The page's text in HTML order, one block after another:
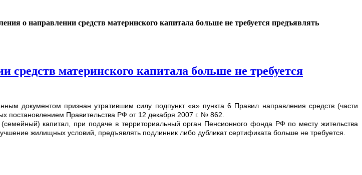
о направлении средств материнского капитала больше не требуется предъявлять
материнского капитала больше не требуется
документом признан утратившим силу подпункт «а» пункта 6 Правил направления средств (части
постановлением Правительства РФ от 12 декабря 2007 г. № 862.
капитал, при подаче в территориальный орган Пенсионного фонда РФ по месту жительства
жилищных условий, предъявлять подлинник либо дубликат сертификата больше не требуется.